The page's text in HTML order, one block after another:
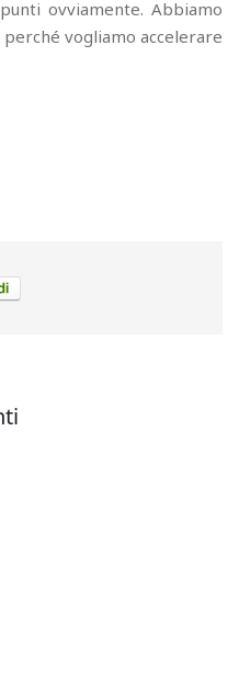
ovviamente. Abbiamo
vogliamo accelerare